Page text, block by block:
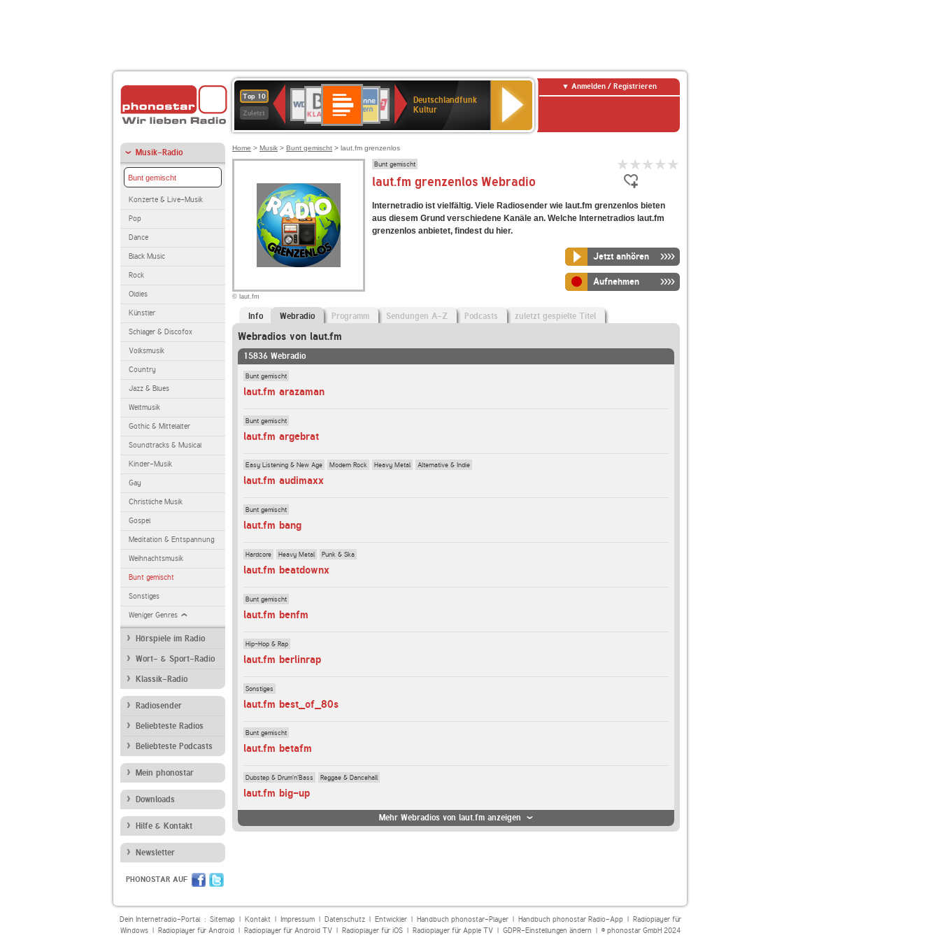
Top 10
Zuletzt
Deutschlandfunk
80er
90er
OLDIE
ANTENNE
SWR3
4
BR-
KLASSIK
Deutschlandfunk
Kultur
ANTENNE
BAYERN
SWR
Kultur
NDR
2
Deutschlandfunk
Kultur
Anmelden / Registrieren
Musik-Radio
Bunt gemischt
Konzerte & Live-Musik
Pop
Dance
Black Music
Rock
Oldies
Künstler
Schlager & Discofox
Volksmusik
Country
Jazz & Blues
Weltmusik
Gothic & Mittelalter
Soundtracks & Musical
Kinder-Musik
Gay
Christliche Musik
Gospel
Meditation & Entspannung
Weihnachtsmusik
Bunt gemischt
Sonstiges
Weniger Genres
Hörspiele im Radio
Wort- & Sport-Radio
Klassik-Radio
Radiosender
Beliebteste Radios
Beliebteste Podcasts
Mein phonostar
Downloads
Hilfe & Kontakt
Newsletter
PHONOSTAR AUF
Home > Musik > Bunt gemischt > laut.fm grenzenlos
© laut.fm
Bunt gemischt
laut.fm grenzenlos Webradio
Internetradio ist vielfältig. Viele Radiosender wie laut.fm grenzenlos bieten
aus diesem Grund verschiedene Kanäle an. Welche Internetradios laut.fm
grenzenlos anbietet, findest du hier.
Jetzt anhören
Aufnehmen
Info Webradio Programm Sendungen A-Z Podcasts zuletzt gespielte Titel
Webradios von laut.fm
15836 Webradio
Bunt gemischt
laut.fm arazaman
Bunt gemischt
laut.fm argebrat
Easy Listening & New Age Modern Rock Heavy Metal Alternative & Indie
laut.fm audimaxx
Bunt gemischt
laut.fm bang
Hardcore Heavy Metal Punk & Ska
laut.fm beatdownx
Bunt gemischt
laut.fm benfm
Hip-Hop & Rap
laut.fm berlinrap
Sonstiges
laut.fm best_of_80s
Bunt gemischt
laut.fm betafm
Dubstep & Drum'n'Bass Reggae & Dancehall
laut.fm big-up
Mehr Webradios von laut.fm anzeigen
Dein Internetradio-Portal : Sitemap| Kontakt| Impressum| Datenschutz| Entwickler| Handbuch phonostar-Player| Handbuch phonostar Radio-App| Radioplayer für
Windows| Radioplayer für Android| Radioplayer für Android TV| Radioplayer für iOS| Radioplayer für Apple TV| GDPR-Einstellungen ändern | © phonostar GmbH 2024